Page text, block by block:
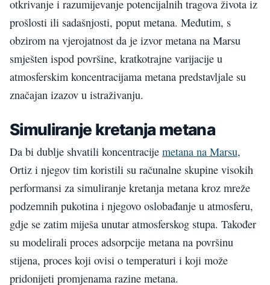
otkrivanje i razumijevanje potencijalnih tragova života iz
prošlosti ili sadašnjosti, poput metana. Međutim, s
obzirom na vjerojatnost da je izvor metana na Marsu
smješten ispod površine, kratkotrajne varijacije u
atmosferskim koncentracijama metana predstavljale su
značajan izazov u istraživanju.
Simuliranje kretanja metana
Da bi dublje shvatili koncentracije metana na Marsu,
Ortiz i njegov tim koristili su računalne skupine visokih
performansi za simuliranje kretanja metana kroz mreže
podzemnih pukotina i njegovo oslobađanje u atmosferu,
gdje se zatim miješa unutar atmosferskog stupa. Također
su modelirali proces adsorpcije metana na površinu
stijena, proces koji ovisi o temperaturi i koji može
pridonijeti promjenama razine metana.